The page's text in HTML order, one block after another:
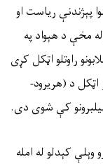
پېژندنې ریاست او
له مخې د هېواد په
راوتلو اټکل کړی
اټکل د (هریرود-
کې شوی دی.
وېلې کېدلو له امله